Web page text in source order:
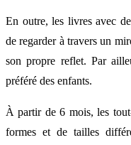
En outre, les livres avec
de regarder à travers un
son propre reflet. Par
préféré des enfants.
À partir de 6 mois, les
formes et de tailles